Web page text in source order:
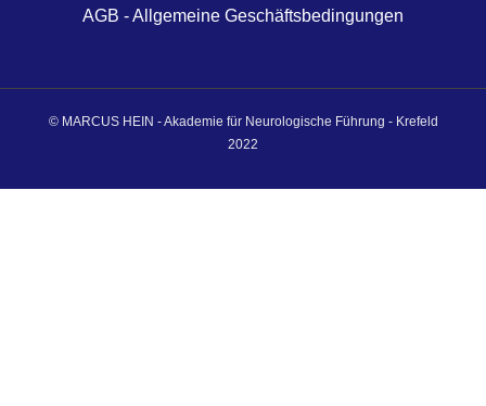
AGB - Allgemeine Geschäftsbedingungen
© MARCUS HEIN - Akademie für Neurologische Führung - Krefeld
2022